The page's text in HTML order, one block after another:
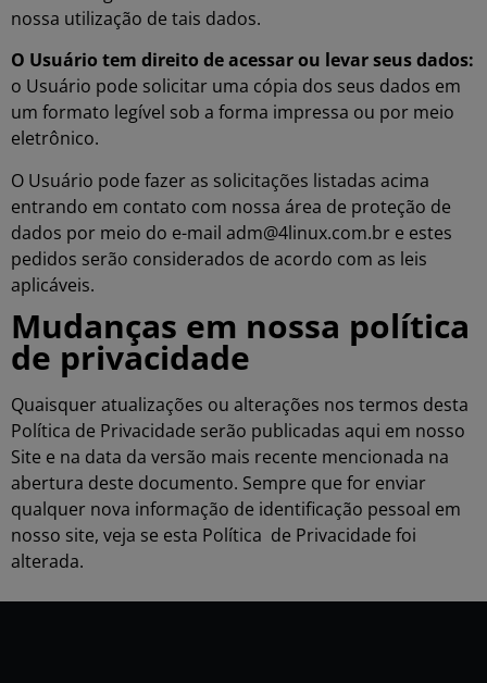
nossa utilização de tais dados.
O Usuário tem direito de acessar ou levar seus dados:
o Usuário pode solicitar uma cópia dos seus dados em
um formato legível sob a forma impressa ou por meio
eletrônico.
O Usuário pode fazer as solicitações listadas acima
entrando em contato com nossa área de proteção de
dados por meio do e-mail adm@4linux.com.br e estes
pedidos serão considerados de acordo com as leis
aplicáveis.
Mudanças em nossa política
de privacidade
Quaisquer atualizações ou alterações nos termos desta
Política de Privacidade serão publicadas aqui em nosso
Site e na data da versão mais recente mencionada na
abertura deste documento. Sempre que for enviar
qualquer nova informação de identificação pessoal em
nosso site, veja se esta Política de Privacidade foi
alterada.